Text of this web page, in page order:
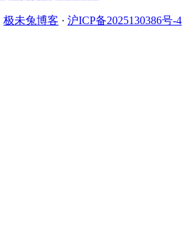
极未兔博客 · 沪ICP备2025130386号-4